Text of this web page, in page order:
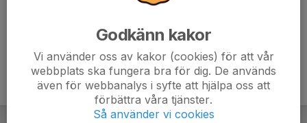
Godkänn kakor
Vi använder oss av kakor (cookies) för att vår
webbplats ska fungera bra för dig. De används
även för webbanalys i syfte att hjälpa oss att
förbättra våra tjänster.
Så använder vi cookies